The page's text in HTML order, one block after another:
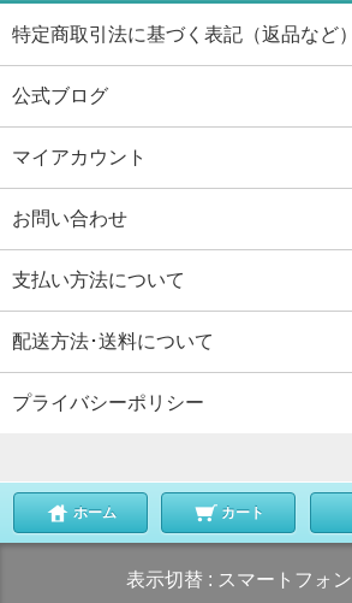
特定商取引法に基づく表記（返品など）
公式ブログ
マイアカウント
お問い合わせ
支払い方法について
配送方法･送料について
プライバシーポリシー
ホーム カート
表示切替 : スマートフォン